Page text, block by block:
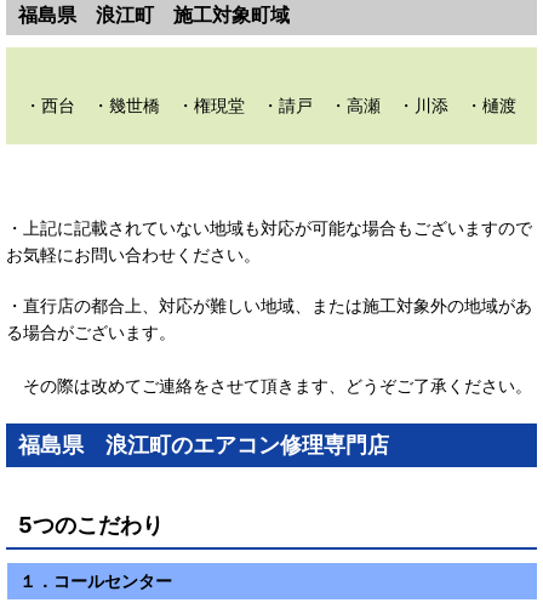
福島県 浪江町 施工対象町域
・西台 ・幾世橋 ・権現堂 ・請戸 ・高瀬 ・川添 ・樋渡
・上記に記載されていない地域も対応が可能な場合もございますので
お気軽にお問い合わせください。
・直行店の都合上、対応が難しい地域、または施工対象外の地域があ
る場合がございます。
その際は改めてご連絡をさせて頂きます、どうぞご了承ください。
福島県 浪江町のエアコン修理専門店
5つのこだわり
１．コールセンター